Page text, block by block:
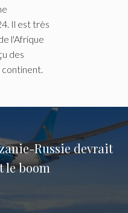
Il est très
l'Afrique
des
Russie devrait
le boom